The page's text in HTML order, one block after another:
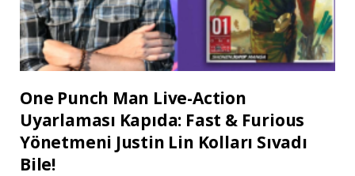
One Punch Man Live-Action
Uyarlaması Kapıda: Fast & Furious
Yönetmeni Justin Lin Kolları Sıvadı
Bile!